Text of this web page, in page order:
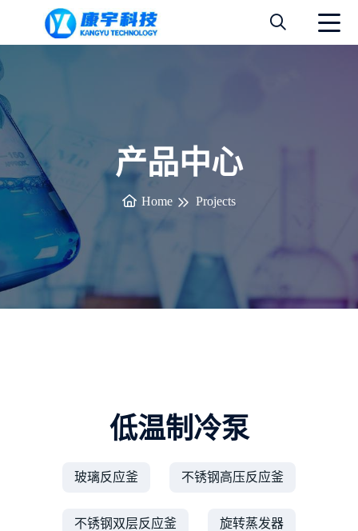
产品中心
Home Projects
低温制冷泵
玻璃反应釜 不锈钢高压反应釜
不锈钢双层反应釜 旋转蒸发器